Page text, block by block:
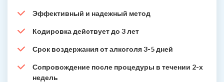
Эффективный и надежный метод
Кодировка действует до 3 лет
Срок воздержания от алкоголя 3-5 дней
Сопровождение после процедуры в течении 2-х
недель